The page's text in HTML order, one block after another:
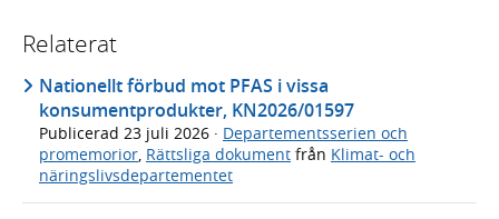
Relaterat
Nationellt förbud mot PFAS i vissa
konsumentprodukter, KN2026/01597
Publicerad 23 juli 2026 · Departementsserien och
promemorior Rättsliga dokument från Klimat- och
näringslivsdepartementet